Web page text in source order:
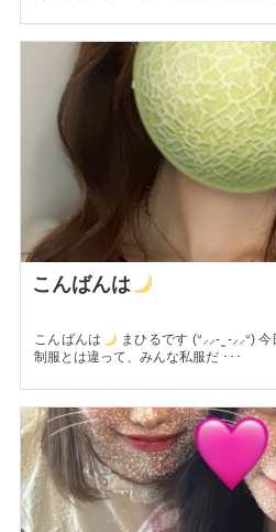
こんばんは
こんばんは
まひるです (ᐡ⸝⸝- ̫ -⸝⸝ᐡ)
制服とは違って、みんな私服だ ･･･